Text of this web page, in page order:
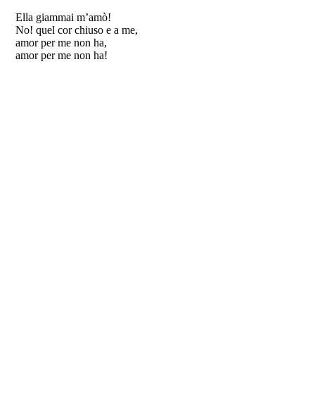
Ella giammai m’amò!
No! quel cor chiuso e a me,
amor per me non ha,
amor per me non ha!